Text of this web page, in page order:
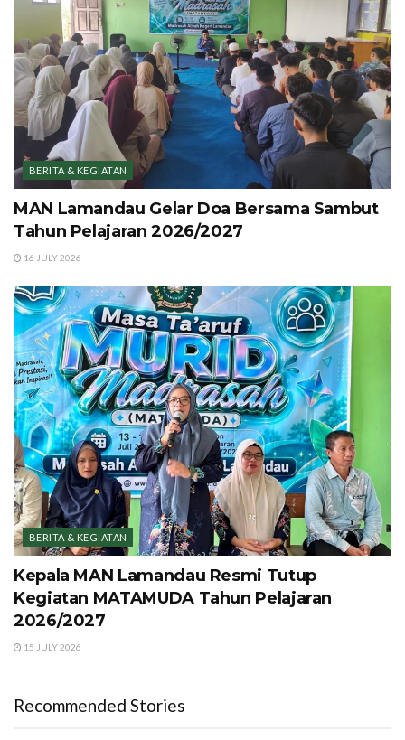
BERITA & KEGIATAN
MAN Lamandau Gelar Doa Bersama Sambut
Tahun Pelajaran 2026/2027
16 JULY 2026
BERITA & KEGIATAN
Kepala MAN Lamandau Resmi Tutup
Kegiatan MATAMUDA Tahun Pelajaran
2026/2027
15 JULY 2026
Recommended Stories